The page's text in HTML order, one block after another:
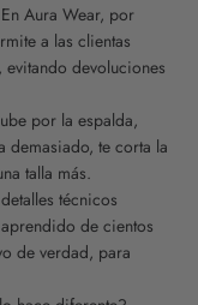
Aura Wear, por
a las clientas
evitando devoluciones
por la espalda,
demasiado, te corta la
talla más.
técnicos
de cientos
de verdad, para